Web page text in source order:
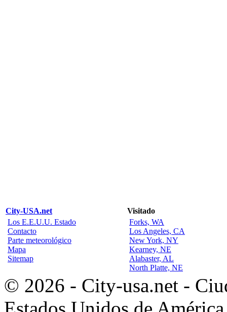
City-USA.net
Visitado
Los E.E.U.U. Estado
Contacto
Parte meteorológico
Mapa
Sitemap
Forks, WA
Los Angeles, CA
New York, NY
Kearney, NE
Alabaster, AL
North Platte, NE
© 2026 - City-usa.net -